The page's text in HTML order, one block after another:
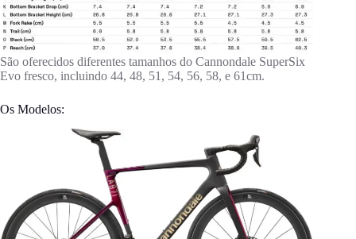
São oferecidos diferentes tamanhos do Cannondale SuperSix
Evo fresco, incluindo 44, 48, 51, 54, 56, 58, e 61cm.
Os Modelos: